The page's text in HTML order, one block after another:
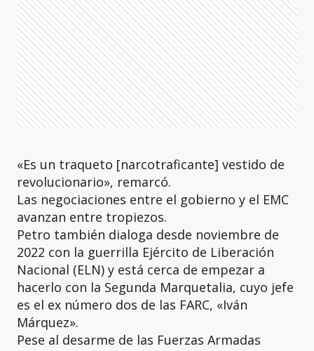
«Es un traqueto [narcotraficante] vestido de
revolucionario», remarcó.
Las negociaciones entre el gobierno y el EMC
avanzan entre tropiezos.
Petro también dialoga desde noviembre de
2022 con la guerrilla Ejército de Liberación
Nacional (ELN) y está cerca de empezar a
hacerlo con la Segunda Marquetalia, cuyo jefe
es el ex número dos de las FARC, «Iván
Márquez».
Pese al desarme de las Fuerzas Armadas